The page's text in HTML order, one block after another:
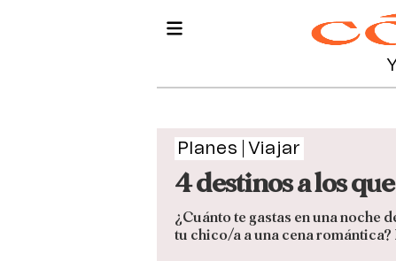
Planes Viajar
4 destinos a los
¿Cuánto te gastas en una noche
tu chico/a a una cena